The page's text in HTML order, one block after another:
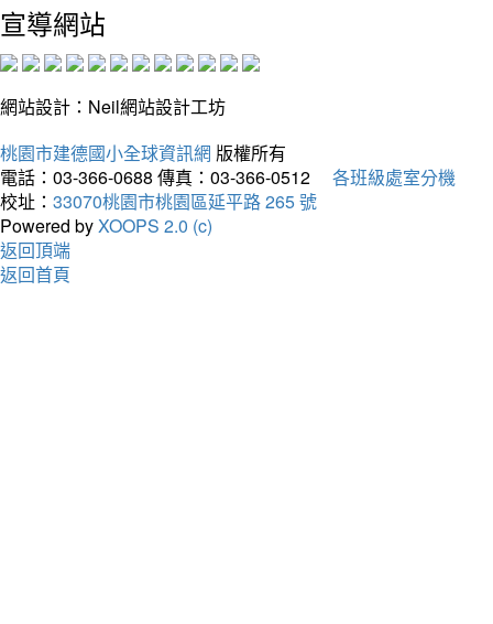
宣導網站
網站設計：Neil網站設計工坊
桃園市建德國小全球資訊網 版權所有
電話：03-366-0688 傳真：03-366-0512
各班級處室分機
校址： 33070桃園市桃園區延平路 265 號
Powered byXOOPS 2.0 (c)
返回頂端
返回首頁